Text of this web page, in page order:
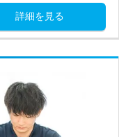
詳細を見る